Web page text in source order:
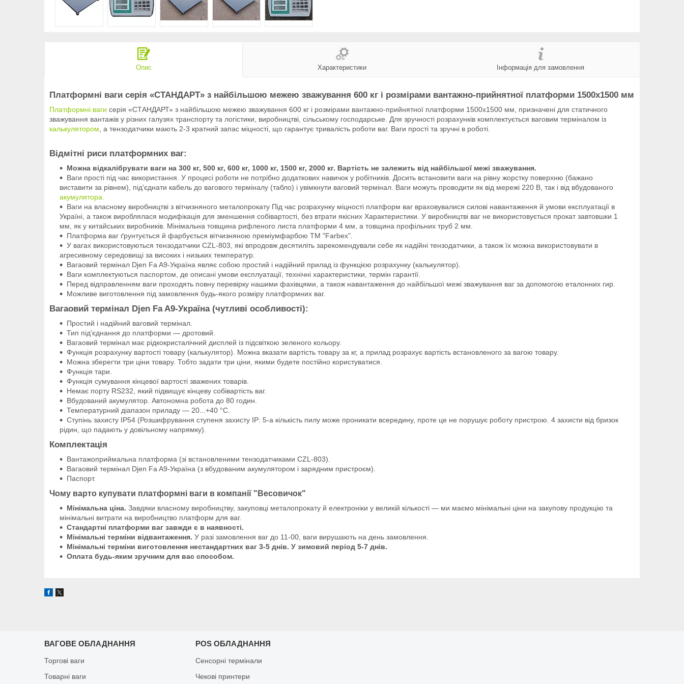
Опис Характеристики Інформація для замовлення
Платформні ваги серія «СТАНДАРТ» з найбільшою межею зважування 600 кг і розмірами вантажно-прийнятної платформи 1500х1500 мм
Платформні ваги серія «СТАНДАРТ» з найбільшою межею зважування 600 кг і розмірами вантажно-прийнятної платформи 1500х1500 мм, призначені для статичного
зважування вантажів у різних галузях транспорту та логістики, виробництві, сільському господарське. Для зручності розрахунків комплектується ваговим терміналом із
калькулятором , а тензодатчики мають 2-3 кратний запас міцності, що гарантує тривалість роботи ваг. Ваги прості та зручні в роботі.
Відмітні риси платформних ваг:
Можна відкалібрувати ваги на 300 кг, 500 кг, 600 кг, 1000 кг, 1500 кг, 2000 кг. Вартість не залежить від найбільшої межі зважування.
Ваги прості під час використання. У процесі роботи не потрібно додаткових навичок у робітників. Досить встановити ваги на рівну жорстку поверхню (бажано
виставити за рівнем), під'єднати кабель до вагового терміналу (табло) і увімкнути ваговий термінал. Ваги можуть проводити як від мережі 220 В, так і від вбудованого
акумулятора.
Ваги на власному виробництві з вітчизняного металопрокату Під час розрахунку міцності платформ ваг враховувалися силові навантаження й умови експлуатації в
Україні, а також вироблялася модифікація для зменшення собівартості, без втрати якісних Характеристики. У виробництві ваг не використовується прокат завтовшки 1
мм, як у китайських виробників. Мінімальна товщина рифленого листа платформи 4 мм, а товщина профільних труб 2 мм.
Платформа ваг ґрунтується й фарбується вітчизняною преміумфарбою ТМ "Farbex".
У вагах використовуються тензодатчики CZL-803, які впродовж десятиліть зарекомендували себе як надійні тензодатчики, а також їх можна використовувати в
агресивному середовищі за високих і низьких температур.
Вагаовий термінал Djen Fa A9-Україна являє собою простий і надійний прилад із функцією розрахунку (калькулятор).
Ваги комплектуються паспортом, де описані умови експлуатації, технічні характеристики, термін гарантії.
Перед відправленням ваги проходять повну перевірку нашими фахівцями, а також навантаження до найбільшої межі зважування ваг за допомогою еталонних гир.
Можливе виготовлення під замовлення будь-якого розміру платформних ваг.
Вагаовий термінал Djen Fa A9-Україна (чутливі особливості):
Простий і надійний ваговий термінал.
Тип під'єднання до платформи — дротовий.
Вагаовий термінал має рідкокристалічний дисплей із підсвіткою зеленого кольору.
Функція розрахунку вартості товару (калькулятор). Можна вказати вартість товару за кг, а прилад розрахує вартість встановленого за вагою товару.
Можна зберегти три ціни товару. Тобто задати три ціни, якими будете постійно користуватися.
Функція тари.
Функція сумування кінцевої вартості зважених товарів.
Немає порту RS232, який підвищує кінцеву собівартість ваг.
Вбудований акумулятор. Автономна робота до 80 годин.
Температурний діапазон приладу — 20...+40 °C.
Ступінь захисту IP54 (Розшифрування ступеня захисту IP: 5-а кількість пилу може проникати всередину, проте це не порушує роботу пристрою. 4 захисти від бризок
рідин, що падають у довільному напрямку).
Комплектація
Вантажоприймальна платформа (зі встановленими тензодатчиками CZL-803).
Вагаовий термінал Djen Fa A9-Україна (з вбудованим акумулятором і зарядним пристроєм).
Паспорт.
Чому варто купувати платформні ваги в компанії "Весовичок"
Мінімальна ціна. Завдяки власному виробництву, закуповці металопрокату й електроніки у великій кількості — ми маємо мінімальні ціни на закупову продукцію та
мінімальні витрати на виробництво платформ для ваг.
Стандартні платформи ваг завжди є в наявності.
Мінімальні терміни відвантаження. У разі замовлення ваг до 11-00, ваги вирушають на день замовлення.
Мінімальні терміни виготовлення нестандартних ваг 3-5 днів. У зимовий період 5-7 днів.
Оплата будь-яким зручним для вас способом.
ВАГОВЕ ОБЛАДНАННЯ
Торгові ваги
Товарні ваги
POS ОБЛАДНАННЯ
Сенсорні термінали
Чекові принтери